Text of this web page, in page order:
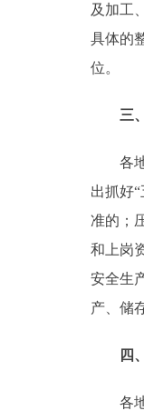
及加工
具体的
位。
三、
各地
出抓好
准的；
和上岗
安全生
产、储
四
各地